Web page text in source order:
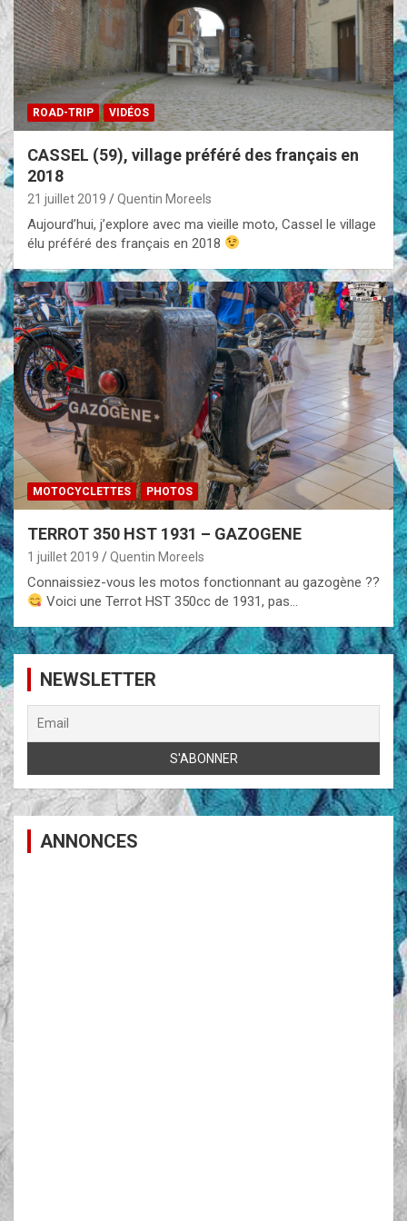
ROAD-TRIP VIDÉOS
CASSEL (59), village préféré des français en
2018
21 juillet 2019 Quentin Moreels
Aujourd’hui, j’explore avec ma vieille moto, Cassel le village
élu préféré des français en 2018
MOTOCYCLETTES PHOTOS
TERROT 350 HST 1931 – GAZOGENE
1 juillet 2019 Quentin Moreels
Connaissiez-vous les motos fonctionnant au gazogène ??
Voici une Terrot HST 350cc de 1931, pas…
NEWSLETTER
ANNONCES